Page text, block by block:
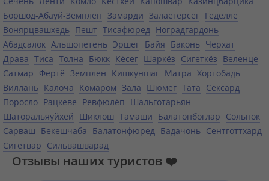
Боршод-Абауй-Земплен Замарди Залаегерсег Гёдёллё
Вонярцвашхедь Пешт Тисафюред Ноградгардонь
Абадсалок Альшопетень Эршег Байя Баконь Черхат
Драва Тиса Толна Бюкк Кёсег Шаркёз Сигеткёз Веленце
Сатмар Фертё Земплен Кишкуншаг Матра Хортобадь
Виллань Калоча Комаром Зала Шюмег Тата Сексард
Поросло Рацкеве Ревфюлёп Шальготарьян
Шаторальяуйхей Шиклош Тамаши Балатонбоглар Сольнок
Сарваш Бекешчаба Балатонфюред Бадачонь Сентготтхард
Сигетвар Сильвашварад
Отзывы наших туристов ❤️